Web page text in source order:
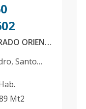
APARTAMENTOS PRADO ORIENTAL
, Santo
Mt2